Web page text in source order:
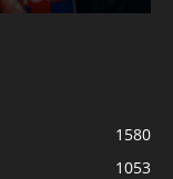
1580
1053